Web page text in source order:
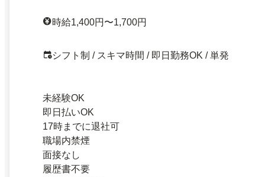
時給1,400円〜1,700円
シフト制 / スキマ時間 / 即日勤務OK / 単発
未経験OK
即日払いOK
17時までに退社可
職場内禁煙
面接なし
履歴書不要